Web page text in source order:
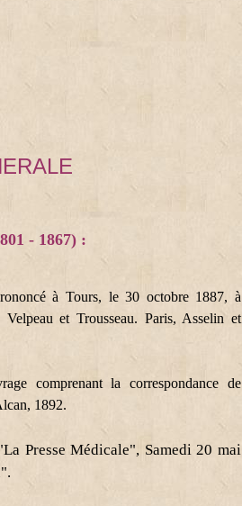
- 1867) :
à Tours, le 30 octobre 1887, à
et Trousseau. Paris, Asselin et
comprenant la correspondance de
1892.
Presse Médicale", Samedi 20 mai